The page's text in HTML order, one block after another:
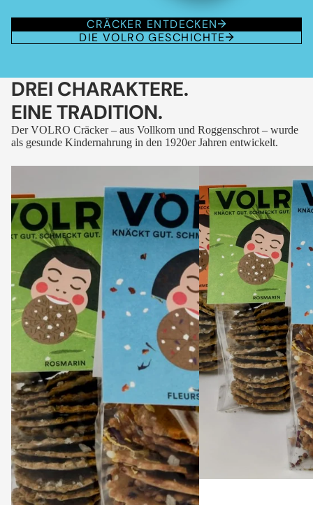
CRÄCKER ENTDECKEN
DIE VOLRO GESCHICHTE
DREI CHARAKTERE.
EINE TRADITION.
Der VOLRO Cräcker – aus Vollkorn und Roggenschrot – wurde
als gesunde Kindernahrung in den 1920er Jahren entwickelt.
FLEURS
DES
ALPES
-
KÜMMEL
Sale